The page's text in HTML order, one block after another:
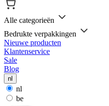
Alle categorieën
Bedrukte verpakkingen
Nieuwe producten
Klantenservice
Sale
Blog
nl
nl
be